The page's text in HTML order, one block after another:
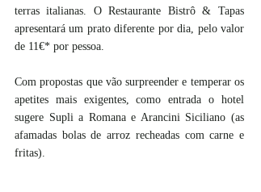
terras italianas. O Restaurante Bistrô & Tapas
apresentará um prato diferente por dia, pelo valor
de 11€* por pessoa.
Com propostas que vão surpreender e temperar os
apetites mais exigentes, como entrada o hotel
sugere Supli a Romana e Arancini Siciliano (as
afamadas bolas de arroz recheadas com carne e
fritas).